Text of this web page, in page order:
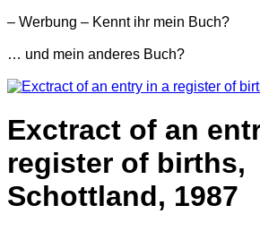
– Werbung – Kennt ihr mein Buch?
… und mein anderes Buch?
Exctract of an
register of births,
Schottland, 1987